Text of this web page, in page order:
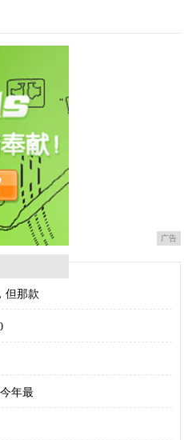
广告
但那款
年最